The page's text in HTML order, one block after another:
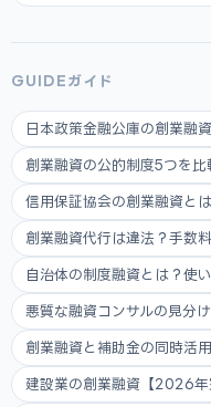
GUIDEガイド
日本政策金融公庫の創業融
創業融資の公的制度5つを比
信用保証協会の創業融資と
創業融資代行は違法？手数
自治体の制度融資とは？使
悪質な融資コンサルの見分
創業融資と補助金の同時活
建設業の創業融資【2026年